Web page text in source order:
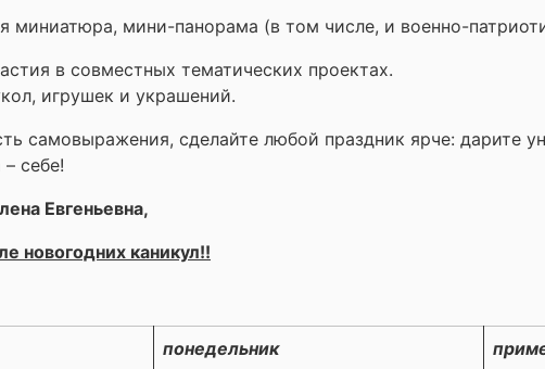
миниатюра, мини-панорама (в том числе, и военно-
в совместных тематических проектах.
игрушек и украшений.
самовыражения, сделайте любой праздник ярче: дарите
себе!
Евгеньевна,
новогодних каникул!!
понедельник